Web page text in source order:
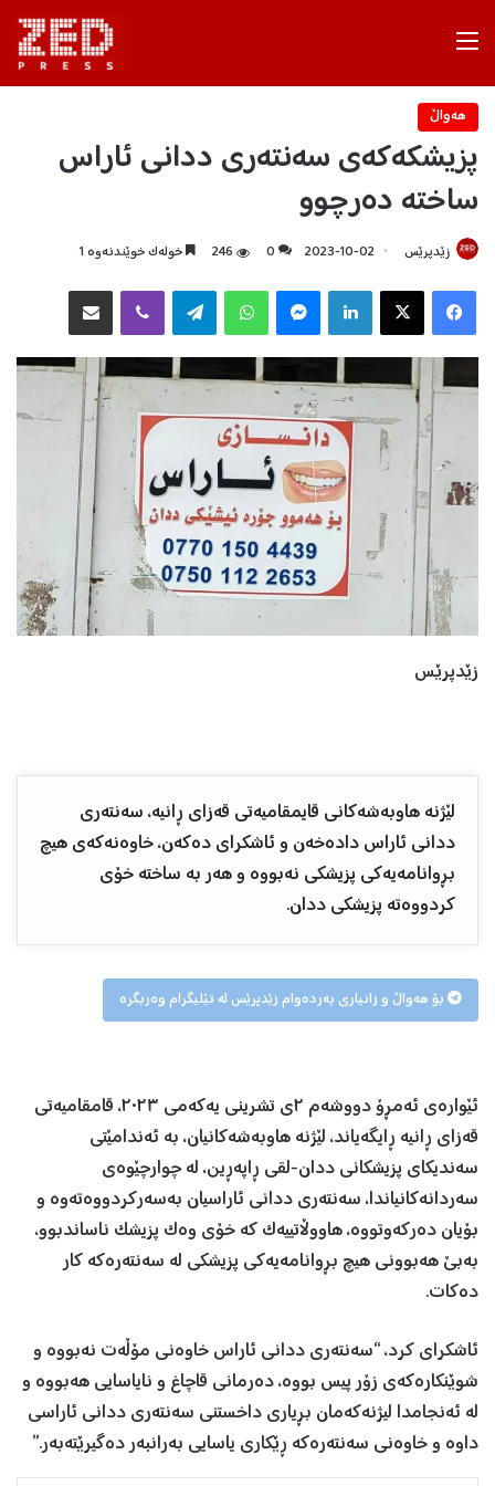
هه‌واڵ
پزیشکەکەی سەنتەری ددانی ئاراس
ساختە دەرچوو
زێدپرێس 2023-10-02
0
246 خولەک خوێندنەوە 1
X
Telegram
زێدپرێس
لێژنە هاوبەشەکانی قایمقامیەتی قەزای ڕانیە، سەنتەری
ددانی ئاراس دادەخەن و ئاشکرای دەکەن، خاوەنەکەی هیچ
بڕوانامەیەکی پزیشکی نەبووە و هەر بە ساختە خۆی
کردووەتە پزیشکی ددان.
بۆ هەواڵ و زانیاری بەردەوام زێدپرێس لە تێلیگرام وەربگرە
ئێوارەی ئەمڕۆ دووشەم ٢ی تشرینی یەکەمی ٢٠٢٣، قامقامیەتی
قەزای ڕانیە ڕایگەیاند، لێژنە هاوبەشەکانیان، بە ئەندامێتی
سەندیکای پزیشکانی ددان-لقی ڕاپەڕین، لە چوارچێوەی
سەردانەکانیاندا، سەنتەری ددانی ئاراسیان بەسەرکردووەتەوە و
بۆیان دەرکەوتووە، هاووڵاتییەک کە خۆی وەک پزیشک ناساندبوو،
بەبێ هەبوونی هیچ بڕوانامەیەکی پزیشکی لە سەنتەرەکە کار
دەکات.
ئاشکرای کرد، “سەنتەری ددانی ئاراس خاوەنی مۆڵەت نەبووە و
شوێنکارەکەی زۆر پیس بووە، دەرمانی قاچاغ و نایاسایی هەبووە و
لە ئەنجامدا لیژنەکەمان بڕیاری داخستنی سەنتەری ددانی ئاراسی
داوە و خاوەنی سەنتەرەکە ڕێکاری یاسایی بەرانبەر دەگیرێتەبەر.”